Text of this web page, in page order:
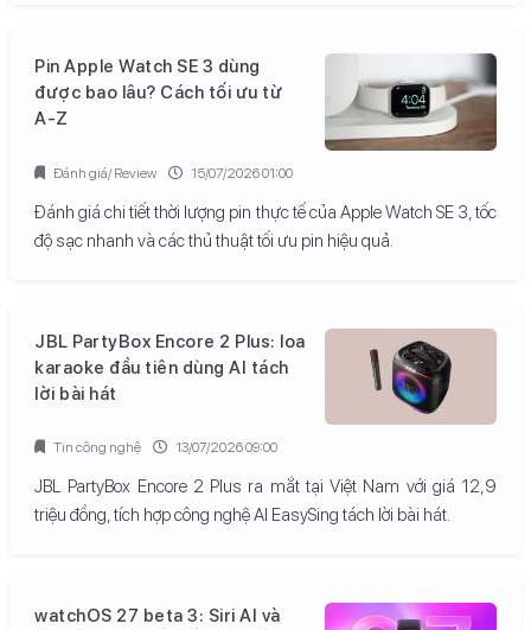
Pin Apple Watch SE 3 dùng
được bao lâu? Cách tối ưu từ
A-Z
Đánh giá chi tiết thời lượng pin thực tế của Apple Watch SE 3, tốc
độ sạc nhanh và các thủ thuật tối ưu pin hiệu quả.
Đánh giá/ Review 15/07/2026 01:00
JBL PartyBox Encore 2 Plus: loa
karaoke đầu tiên dùng AI tách
lời bài hát
JBL PartyBox Encore 2 Plus ra mắt tại Việt Nam với giá 12,9
triệu đồng, tích hợp công nghệ AI EasySing tách lời bài hát.
Tin công nghệ 13/07/2026 09:00
watchOS 27 beta 3: Siri AI và